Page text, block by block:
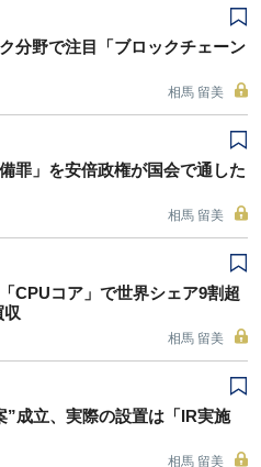
分野で注目「ブロックチェーン
相馬 留美
備罪」を安倍政権が国会で通した
相馬 留美
CPUコア」で世界シェア9割超
収
相馬 留美
”成立、実際の設置は「IR実施
相馬 留美